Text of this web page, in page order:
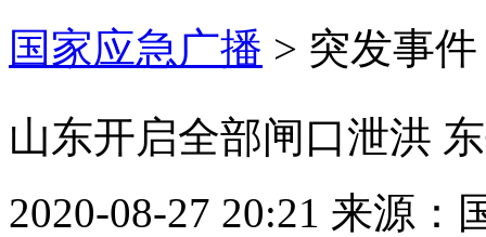
国家应急广播 > 突发事件
山东开启全部闸口泄洪
2020-08-27 20:21 来源：